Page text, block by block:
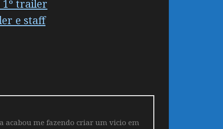
1º trailer
e staff
acabou me fazendo criar um vicio em